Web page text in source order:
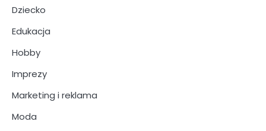
Dziecko
Edukacja
Hobby
Imprezy
Marketing i reklama
Moda